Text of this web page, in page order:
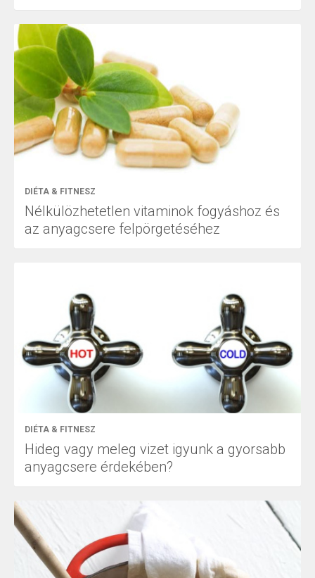
DIÉTA & FITNESZ
Nélkülözhetetlen vitaminok fogyáshoz és
az anyagcsere felpörgetéséhez
DIÉTA & FITNESZ
Hideg vagy meleg vizet igyunk a gyorsabb
anyagcsere érdekében?